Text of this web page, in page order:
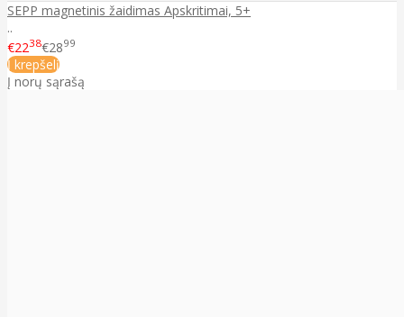
SEPP magnetinis žaidimas Apskritimai, 5+
..
€2238€2899
Į krepšelį
Į norų sąrašą